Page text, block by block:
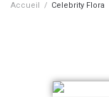
Accueil / Celebrity Flora